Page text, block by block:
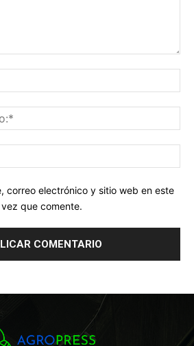
correo electrónico y sitio web en este
que comente.